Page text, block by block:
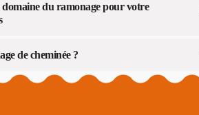
du ramonage pour votre
de cheminée ?